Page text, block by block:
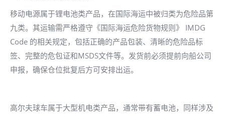
移动电源属于锂电池类产品，在国际海运中被归类为危险品第
九类。其运输需严格遵守《国际海运危险货物规则》 IMDG
Code 的相关规定，包括正确的产品包装、清晰的危险品标
签、完整的危包证和MSDS文件等。发货前必须提前向船公司
申报，确保仓位批复后方可安排出运。
高尔夫球车属于大型机电类产品，通常带有蓄电池，同样涉及